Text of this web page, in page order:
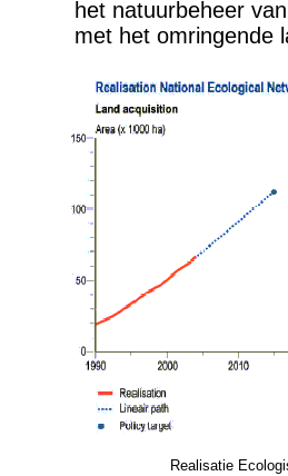
het natuurbeheer
met het omringende
Realisatie